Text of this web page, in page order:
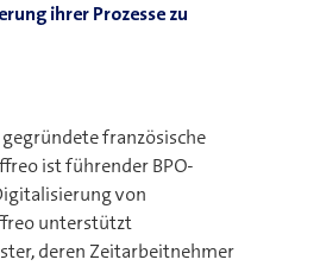
ihrer Prozesse zu
französische
ist führender BPO-
von
unterstützt
deren Zeitarbeitnehmer